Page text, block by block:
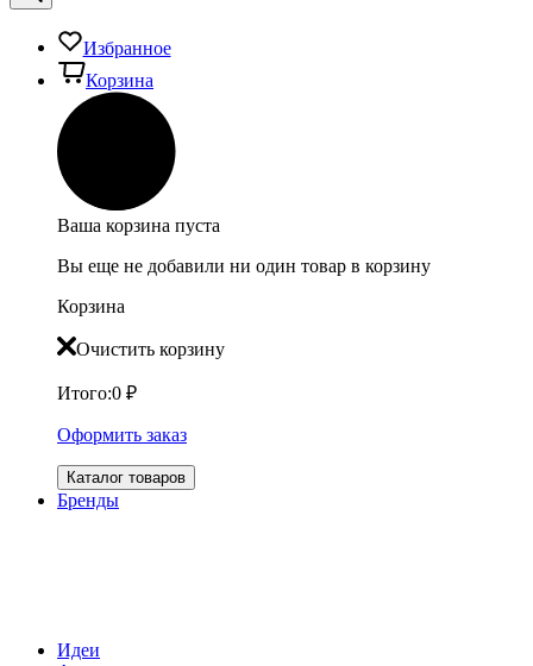
Избранное
Корзина
Ваша корзина пуста
Вы еще не добавили ни один товар в корзину
Корзина
Очистить корзину
Итого:0 ₽
Оформить заказ
Каталог товаров
Бренды
Идеи